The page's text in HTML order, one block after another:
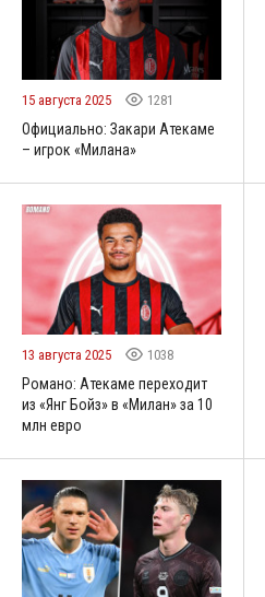
15 августа 2025 1281
Официально: Закари Атекаме
– игрок «Милана»
13 августа 2025 1038
Романо: Атекаме переходит
из «Янг Бойз» в «Милан» за 10
млн евро